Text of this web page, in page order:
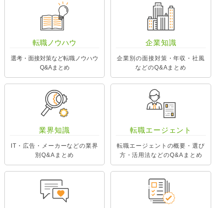
転職ノウハウ
選考・面接対策など転職ノウハウ
Q&Aまとめ
企業知識
企業別の面接対策・年収・社風
などのQ&Aまとめ
業界知識
IT・広告・メーカーなどの業界
別Q&Aまとめ
転職エージェント
転職エージェントの概要・選び
方・活用法などのQ&Aまとめ